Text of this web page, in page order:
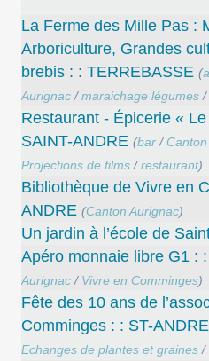
La Ferme des Mille Pas :
Arboriculture, Grandes
brebis : : TERREBASSE (
Aurignac /maraichage légumes /
Restaurant - Épicerie «
SAINT-ANDRE (bar /
Projections de films /restaurant)
Bibliothèque de Vivre en
ANDRE (Canton Aurignac)
Un jardin à l’école de
Apéro monnaie libre G1 :
Aurignac / Vivre en Comminges)
Fête des 10 ans de
Comminges : : ST-ANDRE
Echanges de plantes et graines /